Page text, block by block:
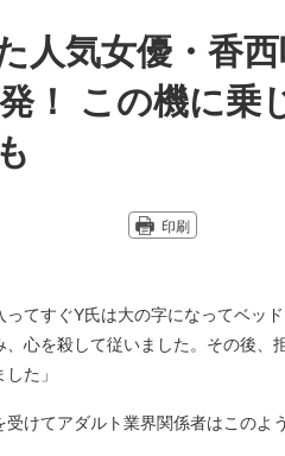
人気女優・香
！ この機に乗
印刷
ってすぐY氏は大の字になってベッ
心を殺して従いました。その後、
た」
けてアダルト業界関係者はこのよ